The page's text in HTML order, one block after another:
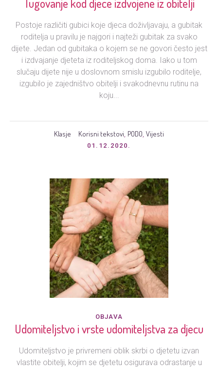
Tugovanje kod djece izdvojene iz obitelji
Postoje različiti gubici koje djeca doživljavaju, a gubitak
roditelja u pravilu je najgori i najteži gubitak za svako
dijete. Jedan od gubitaka o kojem se ne govori često jest
i izdvajanje djeteta iz roditeljskog doma. Iako u tom
slučaju dijete nije u doslovnom smislu izgubilo roditelje,
izgubilo je zajedništvo obitelji i svakodnevnu rutinu na
koju...
Klasje Korisni tekstovi, PODO, Vijesti
01.12.2020.
OBJAVA
Udomiteljstvo i vrste udomiteljstva za djecu
Udomiteljstvo je privremeni oblik skrbi o djetetu izvan
vlastite obitelji, kojim se djetetu osigurava odrastanje u